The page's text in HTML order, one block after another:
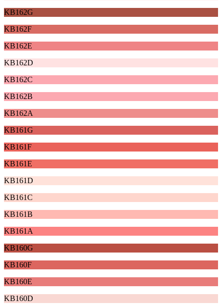
KB162G
KB162F
KB162E
KB162D
KB162C
KB162B
KB162A
KB161G
KB161F
KB161E
KB161D
KB161C
KB161B
KB161A
KB160G
KB160F
KB160E
KB160D